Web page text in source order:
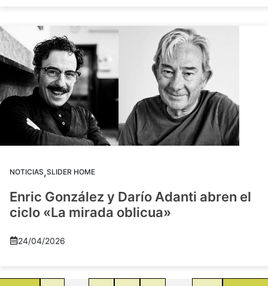
NOTICIAS,SLIDER HOME
Enric González y Darío Adanti abren el
ciclo «La mirada oblicua»
24/04/2026